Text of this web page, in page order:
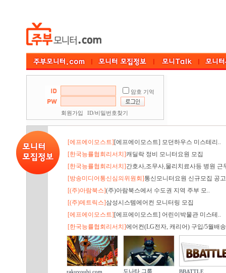
암호 기억
회원가입 ID/비밀번호찾기
[에프에이모스트][에프에이모스트] 모던하우스 미스테리..
[한국능률협회리서치]캐딜락 정비 모니터요원 모집
[한국능률협회리서치]간호사,조무사,물리치료사등 병원 근
[방송미디어통신심의위원회]통신모니터요원 신규모집 공고
[(주)아람북스](주)아람북스에서 수도권 지역 주부 모..
[(주)메트릭스]삼성시스템에어컨 모니터링 모집
[에프에이모스트][에프에이모스트] 어린이박물관 미스테..
[한국능률협회리서치]에어컨(LG전자, 캐리어) 구입/5월배
rakuyoubi.com 도나타 그룹 BBATTLE